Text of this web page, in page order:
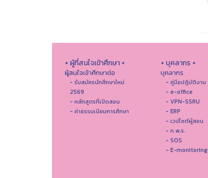
+ ผู้ที่สนใจเข้าศึกษา +
ผู้สนใจเข้าศึกษาต่อ
- รับสมัครนักศึกษาใหม่
2569
- หลักสูตรที่เปิดสอน
- ค่าธรรมเนียมการศึกษา
+ บุคลากร +
บุคลากร
- คู่มือปฏิบัติงาน
- e-office
- VPN-SSRU
- ERP
- เวปไซต์ผู้สอน
- ก.พ.ร.
- SOS
- E-monitoring